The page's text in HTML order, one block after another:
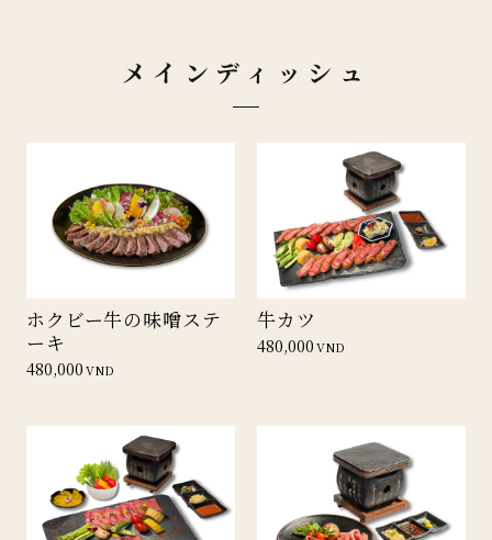
メインディッシュ
ホクビー牛の味噌ステ
ーキ
480,000VND
牛カツ
480,000VND